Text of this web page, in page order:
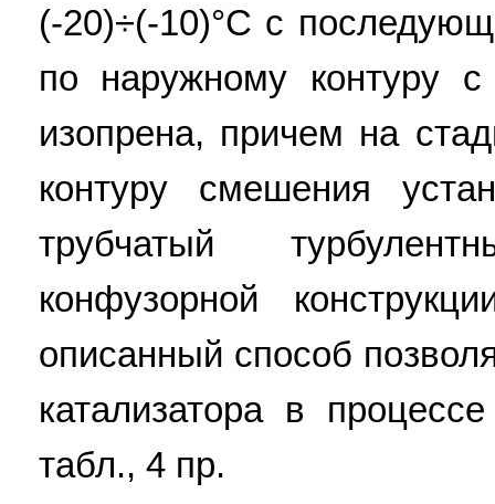
(-20)÷(-10)°С с
по наружному контуру
изопрена, причем на
контуру смешения
трубчатый
конфузорной
описанный способ
катализатора в
табл., 4 пр.